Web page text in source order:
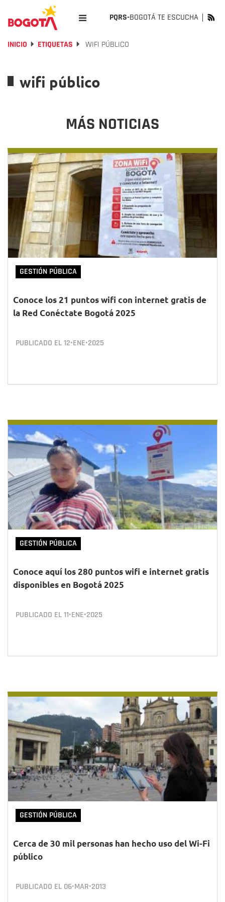
PQRS-BOGOTÁ TE ESCUCHA
INICIO ETIQUETAS WIFI PÚBLICO
wifi público
MÁS NOTICIAS
GESTIÓN PÚBLICA
Conoce los 21 puntos wifi con internet gratis de
la Red Conéctate Bogotá 2025
PUBLICADO EL12•ENE•2025
GESTIÓN PÚBLICA
Conoce aquí los 280 puntos wifi e internet gratis
disponibles en Bogotá 2025
PUBLICADO EL11•ENE•2025
GESTIÓN PÚBLICA
Cerca de 30 mil personas han hecho uso del Wi-Fi
público
PUBLICADO EL 06•MAR•2013